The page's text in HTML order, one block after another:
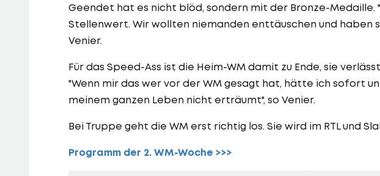
Geendet hat es nicht blöd, sondern mit der Bronze-Medaille.
Stellenwert. Wir wollten niemanden enttäuschen und haben
Venier.
Für das Speed-Ass ist die Heim-WM damit zu Ende, sie
"Wenn mir das wer vor der WM gesagt hat, hätte ich sofort
meinem ganzen Leben nicht erträumt", so Venier.
Bei Truppe geht die WM erst richtig los. Sie wird im RTL und
Programm der 2. WM-Woche >>>